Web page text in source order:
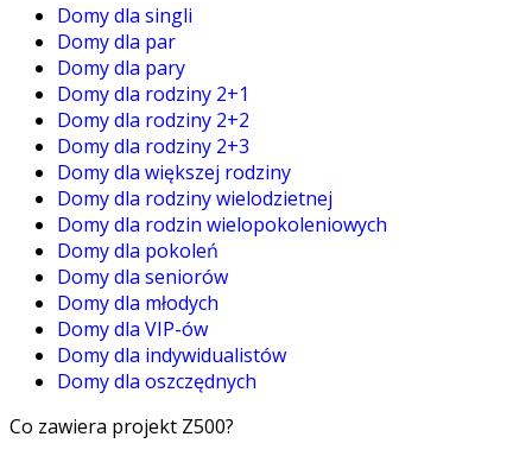
Domy dla singli
Domy dla par
Domy dla pary
Domy dla rodziny 2+1
Domy dla rodziny 2+2
Domy dla rodziny 2+3
Domy dla większej rodziny
Domy dla rodziny wielodzietnej
Domy dla rodzin wielopokoleniowych
Domy dla pokoleń
Domy dla seniorów
Domy dla młodych
Domy dla VIP-ów
Domy dla indywidualistów
Domy dla oszczędnych
Co zawiera projekt Z500?